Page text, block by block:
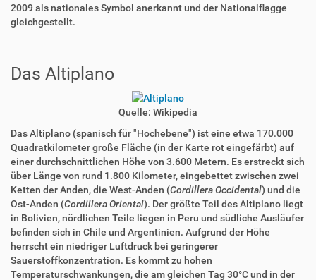
2009 als nationales Symbol anerkannt und der Nationalflagge
gleichgestellt.
Das Altiplano
Quelle: Wikipedia
Das Altiplano (spanisch für "Hochebene") ist eine etwa 170.000
Quadratkilometer große Fläche (in der Karte rot eingefärbt) auf
einer durchschnittlichen Höhe von 3.600 Metern. Es erstreckt sich
über Länge von rund 1.800 Kilometer, eingebettet zwischen zwei
Ketten der Anden, die West-Anden (Cordillera Occidental) und die
Ost-Anden (Cordillera Oriental). Der größte Teil des Altiplano liegt
in Bolivien, nördlichen Teile liegen in Peru und südliche Ausläufer
befinden sich in Chile und Argentinien. Aufgrund der Höhe
herrscht ein niedriger Luftdruck bei geringerer
Sauerstoffkonzentration. Es kommt zu hohen
Temperaturschwankungen, die am gleichen Tag 30°C und in der